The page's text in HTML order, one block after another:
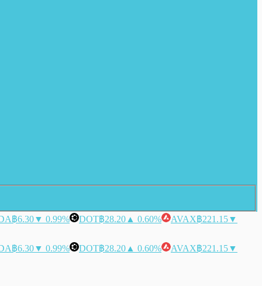
฿6.30▼ 0.99% DOT฿28.20 ▲ 0.60% AVAX฿221.15▼
฿6.30▼ 0.99% DOT฿28.20 ▲ 0.60% AVAX฿221.15▼